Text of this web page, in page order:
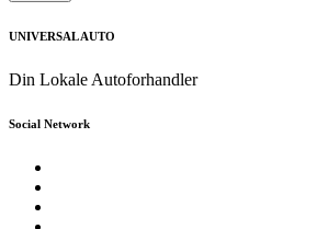
UNIVERSAL AUTO
Din Lokale Autoforhandler
Social Network